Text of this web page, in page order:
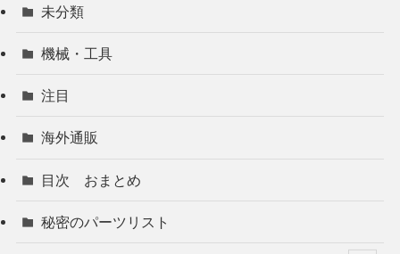
未分類
機械・工具
注目
海外通販
目次 おまとめ
秘密のパーツリスト